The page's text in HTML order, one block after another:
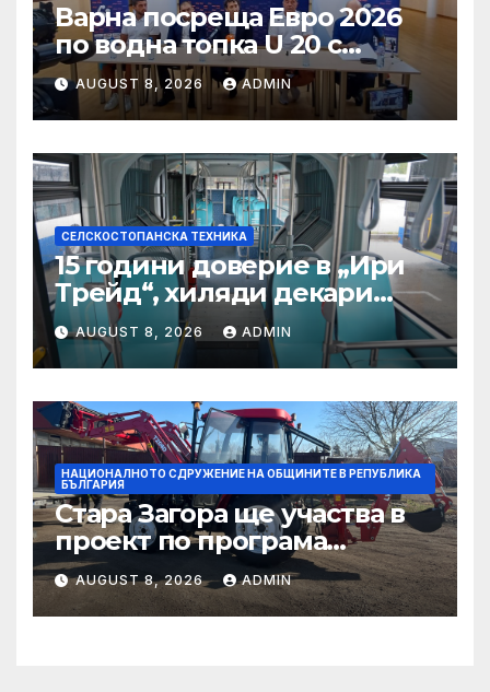
Варна посреща Евро 2026
по водна топка U 20 с
отлични условия на
състезателните басейни
AUGUST 8, 2026 ADMIN
СЕЛСКОСТОПАНСКА ТЕХНИКА
15 години доверие в „Ири
Трейд“, хиляди декари
успех – историята на
Мартин Богдановски
AUGUST 8, 2026 ADMIN
НАЦИОНАЛНОТО СДРУЖЕНИЕ НА ОБЩИНИТЕ В РЕПУБЛИКА
БЪЛГАРИЯ
Стара Загора ще участва в
проект по програма
УРБАКТ за интелигентно
управление на
паркирането и качеството
AUGUST 8, 2026 ADMIN